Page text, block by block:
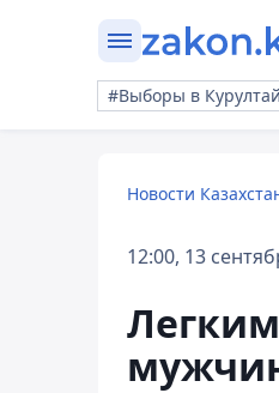
#Выборы в Курултай
Новости
12:00, 13